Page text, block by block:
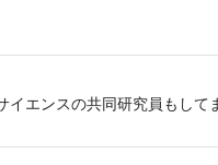
エンスの共同研究員もして